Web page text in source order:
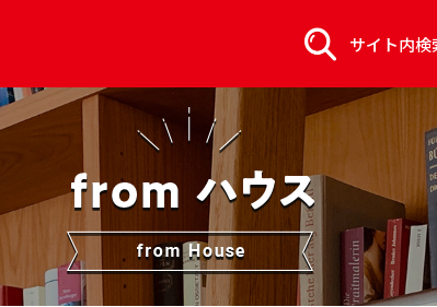
サイト内検